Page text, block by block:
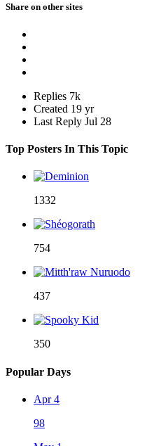
Share on other sites
Replies 7k
Created 19 yr
Last Reply Jul 28
Top Posters In This Topic
1332
754
437
350
Popular Days
Apr 4
98